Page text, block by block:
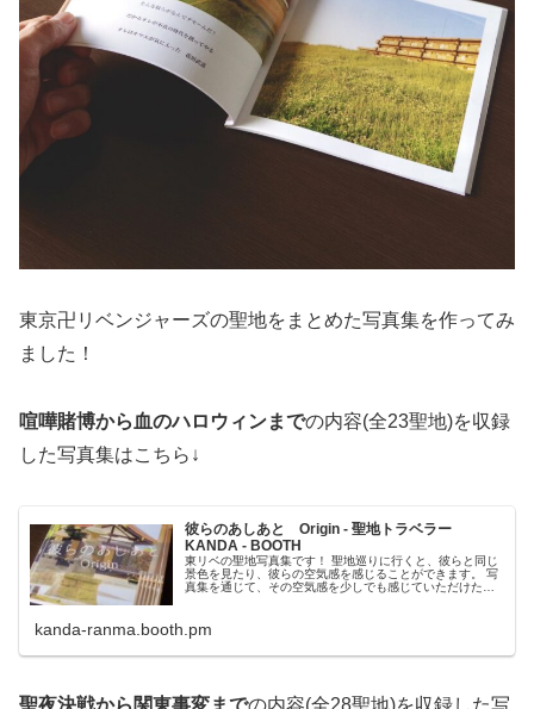
東京卍リベンジャーズの聖地をまとめた写真集を作ってみ
ました！
喧嘩賭博から血のハロウィンまでの内容(全23聖地)を収録
した写真集はこちら↓
彼らのあしあと Origin - 聖地トラベラー
KANDA - BOOTH
東リベの聖地写真集です！ 聖地巡りに行くと、彼らと同じ
景色を見たり、彼らの空気感を感じることができます。 写
真集を通じて、その空気感を少しでも感じていただけたら
期分の範囲(単行本1巻～8巻) タケ...
kanda-ranma.booth.pm